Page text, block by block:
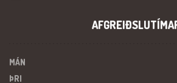
MÁN
ÞRI